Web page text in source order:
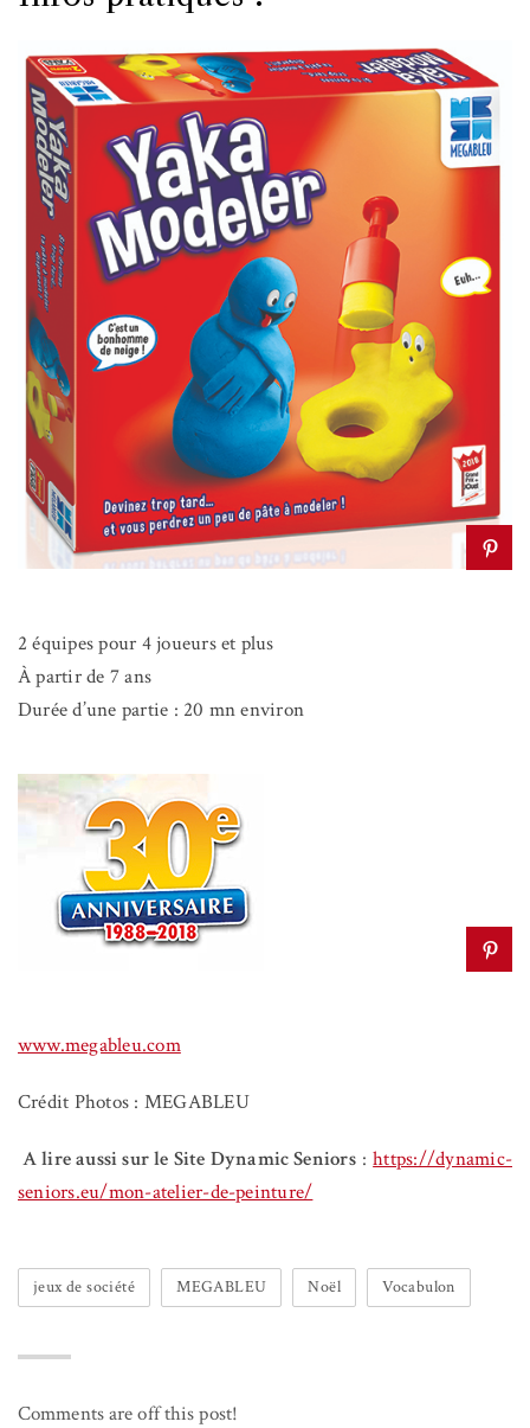
2 équipes pour 4 joueurs et plus
À partir de 7 ans
Durée d’une partie : 20 mn environ
www.megableu.com
Crédit Photos : MEGABLEU
A lire aussi sur le Site Dynamic Seniors:https://dynamic-
seniors.eu/mon-atelier-de-peinture/
jeux de société MEGABLEU Noël Vocabulon
Comments are off this post!